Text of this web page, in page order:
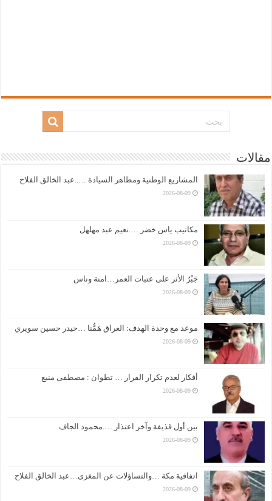
مقالات
المشاريع الوطنية ومظاهر السيادة …..عبد الخالق الفلاح
2026-08-09
مكاتيب ياس خضر ….نعيم عبد مهلهل
2026-08-09
جَبْرُ الأثر على عتبات العمر…امنة وناس
2026-08-09
موعد مع وحدة الهدف: العراق هَمُّنا …حيدر حسين سويري
2026-08-09
أفكار لعدم تكرار الفرار … تطوان : مصطفى منيغ
2026-08-09
بين أول قذيفة وآخر اعتذار ….محمود الجاف
2026-08-09
اتفاقية مكة …والتساؤلات عن المغزى…عبد الخالق الفلاح
2026-08-09